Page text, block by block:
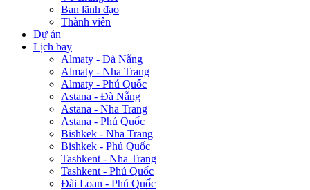
Ban lãnh đạo
Thành viên
Dự án
Lịch bay
Almaty - Đà Nẵng
Almaty - Nha Trang
Almaty - Phú Quốc
Astana - Đà Nẵng
Astana - Nha Trang
Astana - Phú Quốc
Bishkek - Nha Trang
Bishkek - Phú Quốc
Tashkent - Nha Trang
Tashkent - Phú Quốc
Đài Loan - Phú Quốc